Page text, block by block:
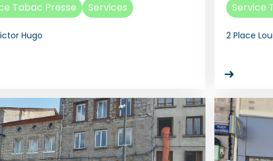
Tabac Presse Services
Hugo
Service
2 Place